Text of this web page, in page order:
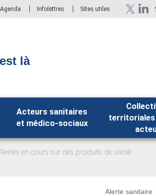
Agenda Infolettres Sites utiles
là
Acteurs sanitaires
et médico-sociaux
en cours sur des produits de santé
Alerte sanitaire